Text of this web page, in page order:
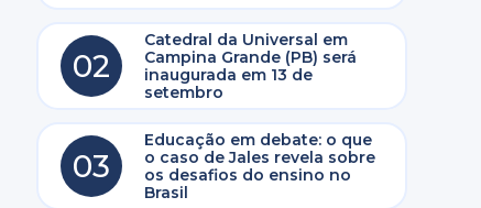
02
Catedral da Universal em
Campina Grande (PB) será
inaugurada em 13 de
setembro
03
Educação em debate: o que
o caso de Jales revela sobre
os desafios do ensino no
Brasil